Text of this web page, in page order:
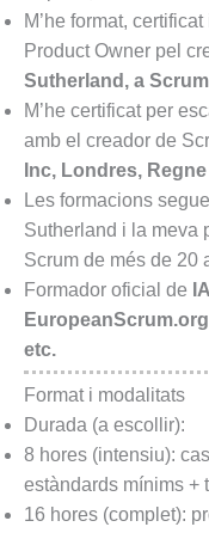
M’he format,
Product Owner pel
Sutherland, a
M’he certificat per
amb el creador de
Inc, Londres,
Les formacions
Sutherland i la meva
Scrum de més de 20
Formador oficial de
etc.
Format i modalitats
Durada (a escollir):
8 hores (intensiu):
estàndards mínims +
16 hores (complet):